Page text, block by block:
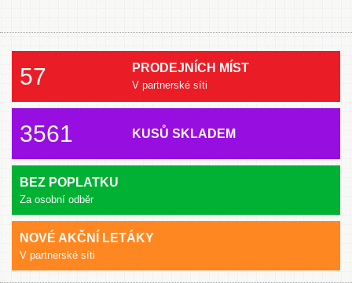
57 PRODEJNÍCH MÍST
V partnerské síti
3561 KUSŮ SKLADEM
BEZ POPLATKU
Za osobní odběr
NOVÉ AKČNÍ LETÁKY
V partnerské síti